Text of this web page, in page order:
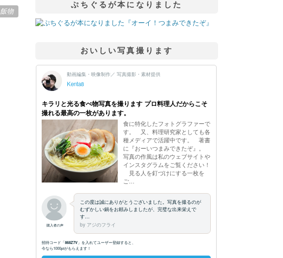
飯物
ぷちぐるが本になりました
おいしい写真撮ります